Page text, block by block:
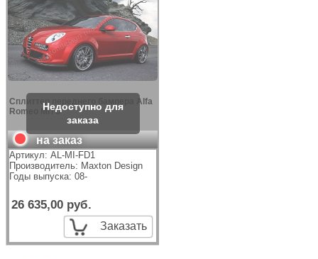
Сплиттер переднего бампера Alfa
Romeo MITO
на заказ
Артикул: AL-MI-FD1
Производитель: Maxton Design
Годы выпуска: 08-
26 635,00 руб.
Заказать